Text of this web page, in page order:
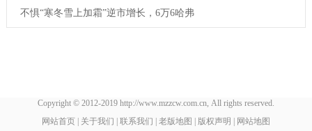
不惧“寒冬雪上加霜”逆市增长，6万6哈弗
Copyright © 2012-2019 http://www.mzzcw.com.cn, All rights reserved.
网站首页
关于我们 联系我们 老版地图 版权声明 网站地图